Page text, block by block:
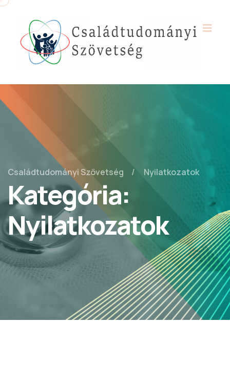
Családtudományi Szövetség Nyilatkozatok
Kategória:
Nyilatkozatok